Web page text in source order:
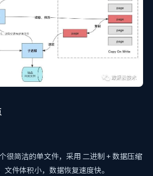
很简洁的单文件，采用 二进制 + 数据压缩
文件体积小，数据恢复速度快。